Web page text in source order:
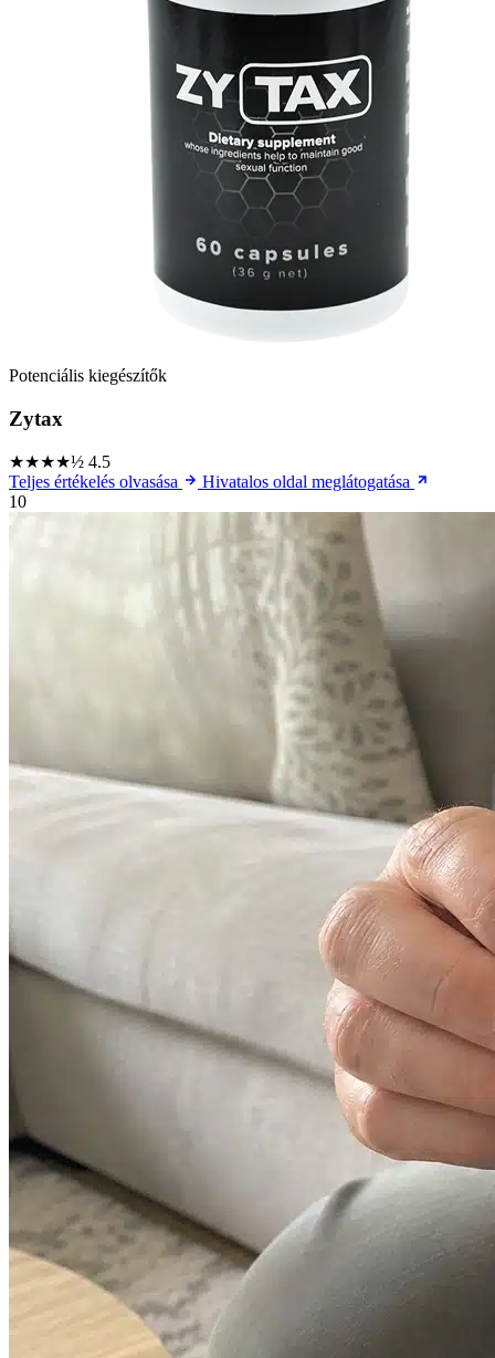
Potenciális kiegészítők
Zytax
★★★★½ 4.5
Teljes értékelés olvasása
Hivatalos oldal meglátogatása
10